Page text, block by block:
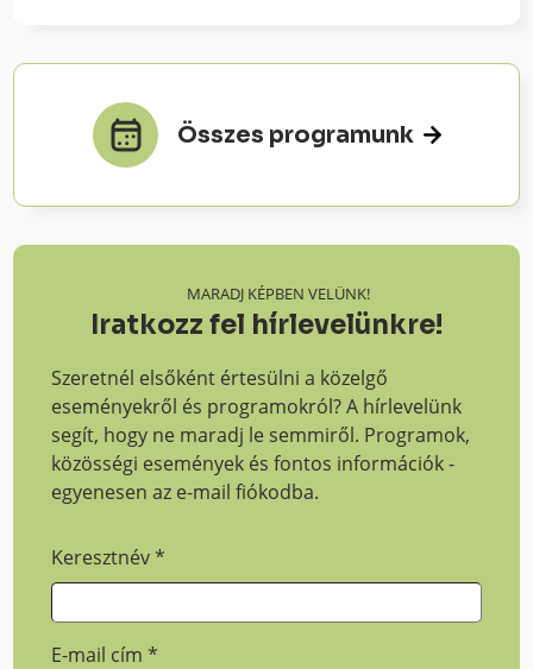
Összes programunk
MARADJ KÉPBEN VELÜNK!
Iratkozz fel hírlevelünkre!
Szeretnél elsőként értesülni a közelgő
eseményekről és programokról? A hírlevelünk
segít, hogy ne maradj le semmiről. Programok,
közösségi események és fontos információk -
egyenesen az e-mail fiókodba.
Keresztnév*
E-mail cím*